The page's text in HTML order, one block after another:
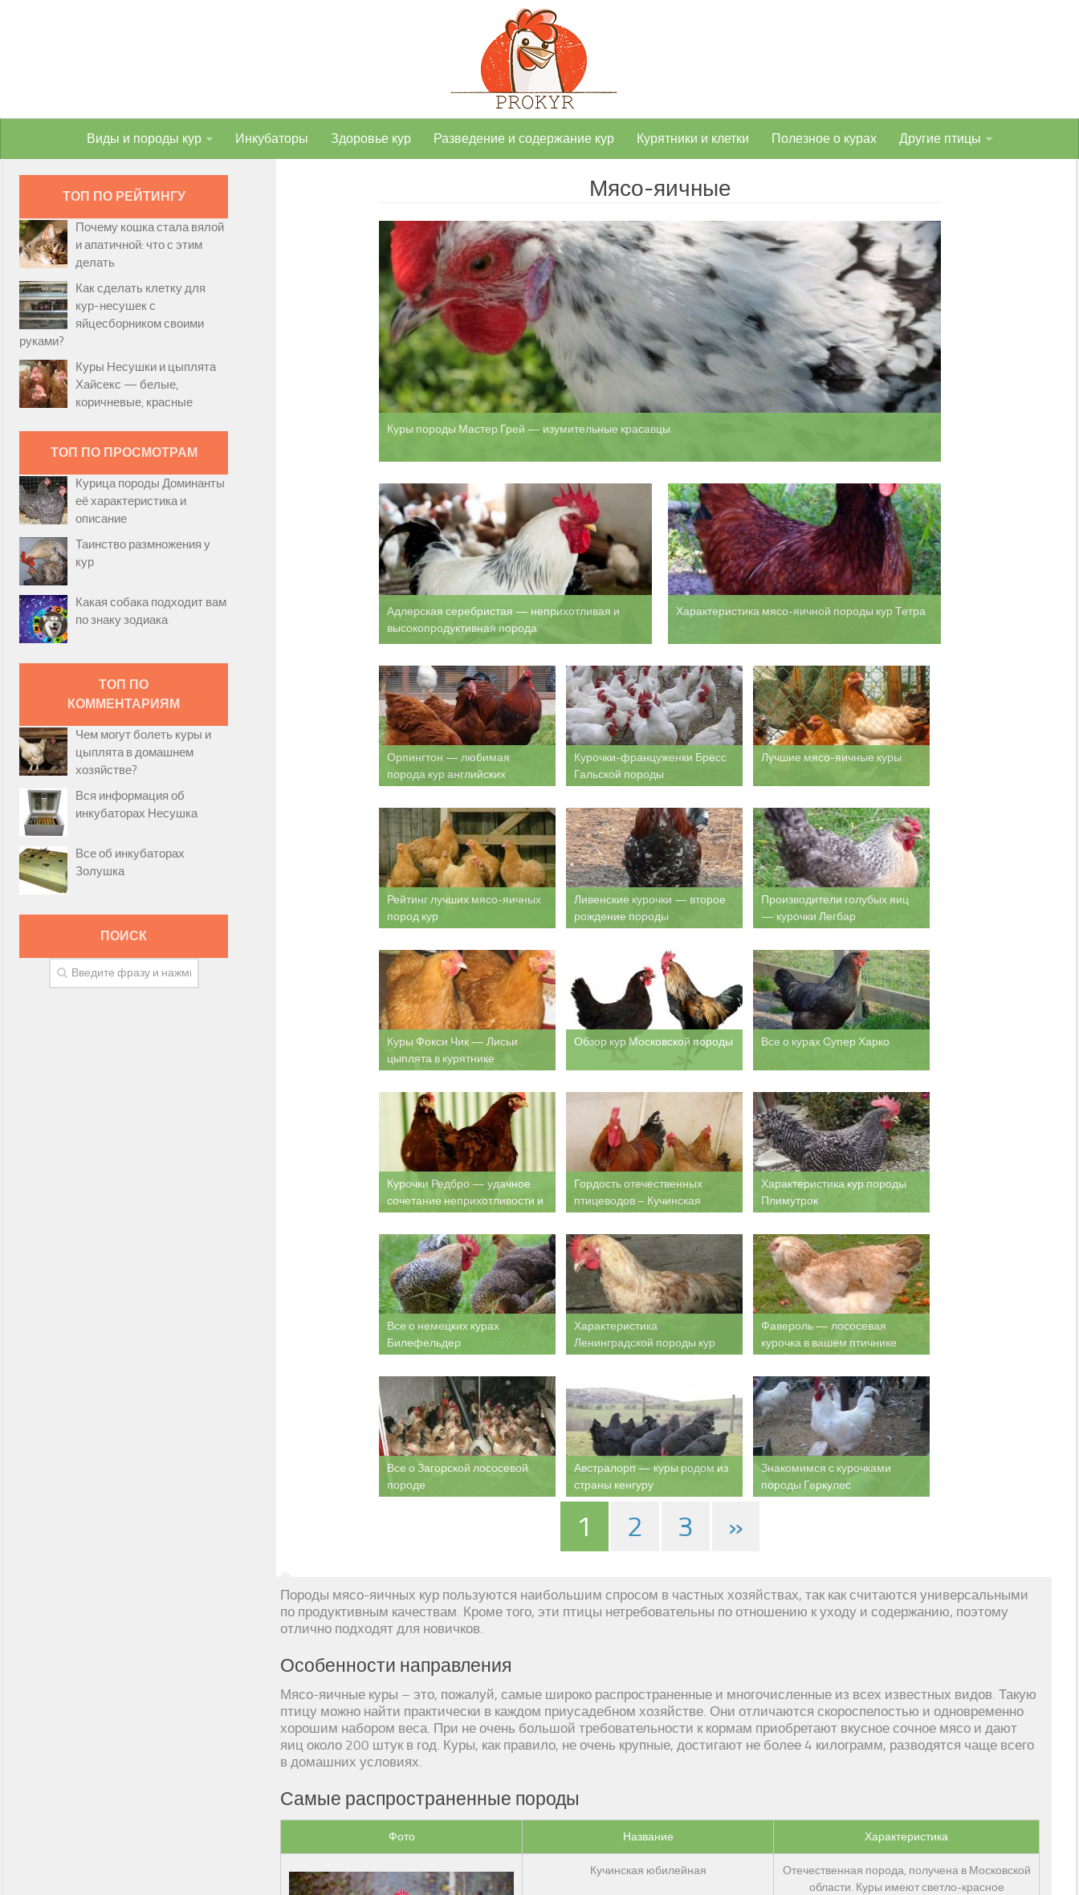
Виды и породы кур Инкубаторы Здоровье кур Разведение и содержание кур Курятники и клетки Полезное о курах Другие птицы
Мясо-яичные
Куры породы Мастер Грей — изумительные красавцы
Адлерская серебристая — неприхотливая и
высокопродуктивная порода
Характеристика мясо-яичной породы кур Тетра
Орпингтон — любимая
порода кур английских
Курочки-француженки Бресс
Гальской породы
Лучшие мясо-яичные куры
Рейтинг лучших мясо-яичных
пород кур
Ливенские курочки — второе
рождение породы
Производители голубых яиц
— курочки Легбар
Куры Фокси Чик — Лисьи
цыплята в курятнике
Обзор кур Московской породы Все о курах Супер Харко
Курочки Редбро — удачное
сочетание неприхотливости и
Гордость отечественных
птицеводов – Кучинская
Характеристика кур породы
Плимутрок
Все о немецких курах
Билефельдер
Характеристика
Ленинградской породы кур
Фавероль — лососевая
курочка в вашем птичнике
Все о Загорской лососевой
породе
Австралорп — куры родом из
страны кенгуру
Знакомимся с курочками
породы Геркулес
1 2 3 »
Породы мясо-яичных кур пользуются наибольшим спросом в частных хозяйствах, так как считаются универсальными
по продуктивным качествам. Кроме того, эти птицы нетребовательны по отношению к уходу и содержанию, поэтому
отлично подходят для новичков.
Особенности направления
Мясо-яичные куры – это, пожалуй, самые широко распространенные и многочисленные из всех известных видов. Такую
птицу можно найти практически в каждом приусадебном хозяйстве. Они отличаются скороспелостью и одновременно
хорошим набором веса. При не очень большой требовательности к кормам приобретают вкусное сочное мясо и дают
яиц около 200 штук в год. Куры, как правило, не очень крупные, достигают не более 4 килограмм, разводятся чаще всего
в домашних условиях.
Самые распространенные породы
Фото Название Характеристика
Кучинская юбилейная
Отечественная порода, получена в Московской
области. Куры имеют светло-красное
ТОП ПО РЕЙТИНГУ
Почему кошка стала вялой
и апатичной: что с этим
делать
Как сделать клетку для
кур-несушек с
яйцесборником своими
руками?
Куры Несушки и цыплята
Хайсекс — белые,
коричневые, красные
ТОП ПО ПРОСМОТРАМ
Курица породы Доминанты
её характеристика и
описание
Таинство размножения у
кур
Какая собака подходит вам
по знаку зодиака
ТОП ПО
КОММЕНТАРИЯМ
Чем могут болеть куры и
цыплята в домашнем
хозяйстве?
Вся информация об
инкубаторах Несушка
Все об инкубаторах
Золушка
ПОИСК